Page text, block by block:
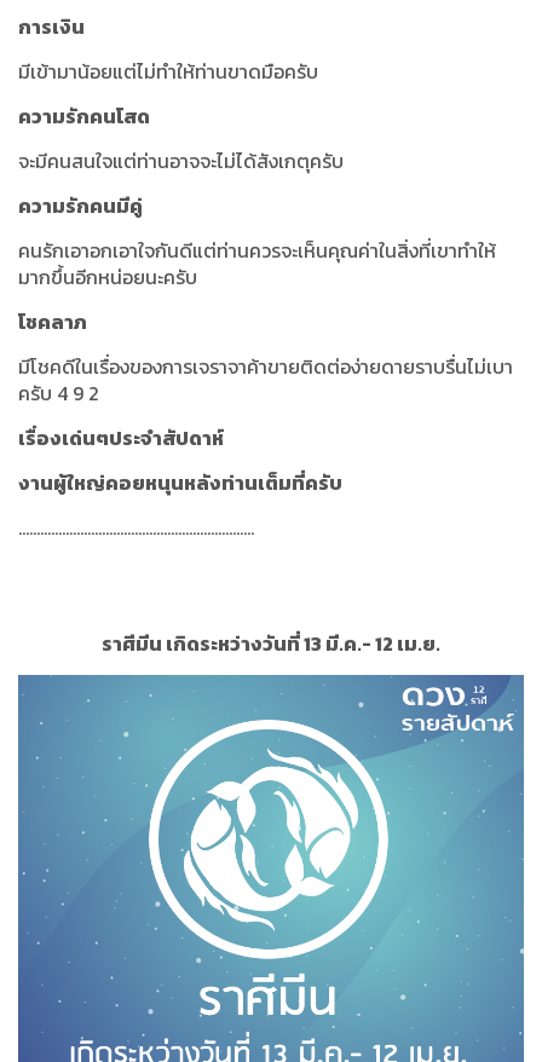
การเงิน
มีเข้ามาน้อยแต่ไม่ทำให้ท่านขาดมือครับ
ความรักคนโสด
จะมีคนสนใจแต่ท่านอาจจะไม่ได้สังเกตุครับ
ความรักคนมีคู่
คนรักเอาอกเอาใจกันดีแต่ท่านควรจะเห็นคุณค่าในสิ่งที่เขาทำให้
มากขึ้นอีกหน่อยนะครับ
โชคลาภ
มีโชคดีในเรื่องของการเจราจาค้าขายติดต่อง่ายดายราบรื่นไม่เบา
ครับ 4 9 2
เรื่องเด่นๆประจำสัปดาห์
งานผู้ใหญ่คอยหนุนหลังท่านเต็มที่ครับ
.................................................................
ราศีมีน เกิดระหว่างวันที่ 13 มี.ค.- 12 เม.ย.